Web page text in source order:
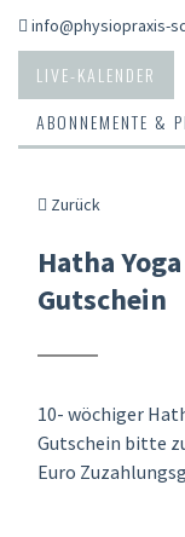
info@physiopraxis-
LIVE-KALENDER
ABONNEMENTE &
Zurück
Hatha
Gutschein
10- wöchiger
Gutschein bitte
Euro